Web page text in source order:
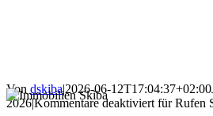
Von dskiba|2026-06-12T17:04:37+02:00
2026|Kommentare deaktiviert für Rufen